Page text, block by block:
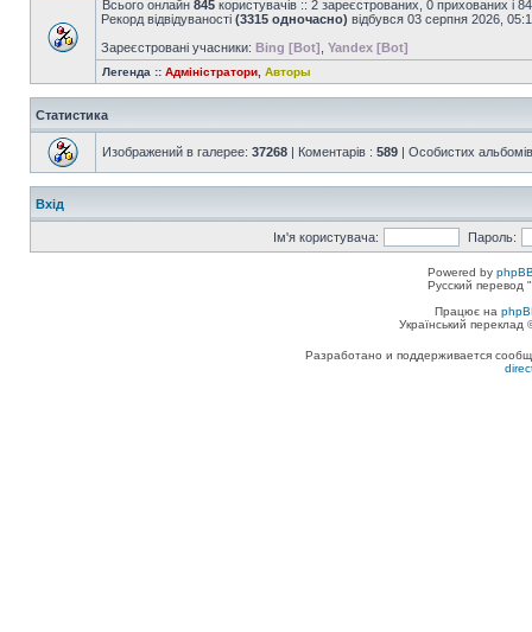
Всього онлайн 845 користувачів :: 2 зареєстрованих, 0 прихованих і
Рекорд відвідуваності (3315 одночасно) відбувся 03 серпня 2026,
Зареєстровані учасники: Bing [Bot] Yandex [Bot]
Легенда :: Адміністратори Авторы
Статистика
Изображений в галерее: 37268 | Коментарів : 589 | Особистих
Вхід
Ім'я користувача: Пароль:
Powered by
Русский перевод
Працює на
Український
Разработано и поддерживается